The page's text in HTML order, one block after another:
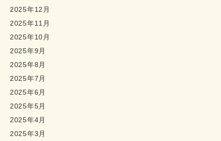
2025年12月
2025年11月
2025年10月
2025年9月
2025年8月
2025年7月
2025年6月
2025年5月
2025年4月
2025年3月